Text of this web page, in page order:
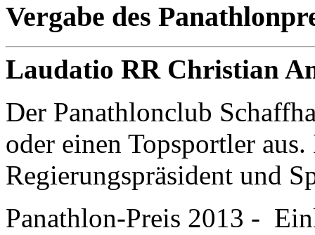
Vergabe des
Laudatio RR Christian
Der Panathlonclub
oder einen Topsportler
Regierungspräsident und
Panathlon-Preis 2013 -